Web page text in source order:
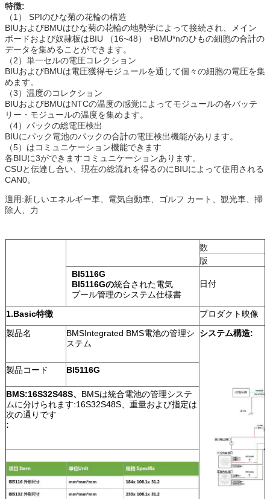
特徴:
（1） SPIのひな菊の花輪の構造
BIUおよびBMUはひな菊の花輪の地勢学によって接続され、メイン
ボードおよび奴隷板はBIU （16~48） +BMU*nのひもの細胞の合計の
データを集めることができます。
（2）単一セルの電圧コレクション
BIUおよびBMUは電圧獲得モジュールを通して個々の細胞の電圧を集
めます。
（3）温度のコレクション
BIUおよびBMUはNTCの温度の感覚によってモジュールの各バッテ
リー・モジュールの温度を集めます。
（4）パックの総電圧検出
BIUにパック電池のパックの合計の電圧検出機能があります。
（5）はコミュニケーション機能できます
各BIUに3ができますコミュニケーションあります。
CSUと伝達し合い、現在の総流れを得るのにBIUによって使用される
CAN0。
適用:新しいエネルギー車、電気自動車、ゴルフ カート、観光車、掃
除人、力
数
版
BI5116G
BI5116Gの統合された電気
プール管理のシステム仕様書
日付
1.Basic特徴
プロダクト映像
製品名
BMSIntegrated BMS電池の管理シ
ステム
システム構造:
製品コード BI5116G
BMS:16S32S48S、 BMSは統合電池の管理システ
ムに分けられます:16S32S48S、重量および指定は
次の通りです
: